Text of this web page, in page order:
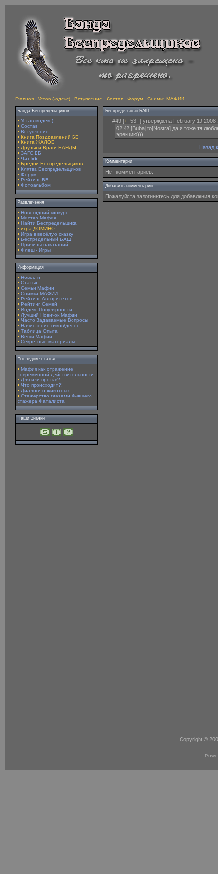
Главная · Устав (кодекс) · Вступление · Состав · Форум · Снимки МАФИИ
Банда Беспредельщиков
Устав (кодекс)
Состав
Вступление
Книга Поздравлений ББ
Книга ЖАЛОБ
Друзья и Враги БАНДЫ
ЗАГС ББ
Чат ББ
Бредни Беспредельщиков
Клятва Беспредельщиков
Форум
Рейтинг ББ
Фотоальбом
Развлечения
Новогодний конкурс
Мистер Мафия
Найти Беспредельщика
игра ДОМИНО
Игра в весёлую сказку
Беспредельный БАШ
Причины наказаний
Флеш - Игры
Информация
Новости
Статьи
Семьи Мафии
Снимки МАФИИ
Рейтинг Авторитетов
Рейтинг Семей
Индекс Популярности
Лучший Новичок Мафии
Часто Задаваемые Вопросы
Начисление очков/денег
Таблица Опыта
Вещи Мафии
Секретные материалы
Последние статьи
Мафия как отражение
современной действительности
Для или против?
Что происходит?!
Диалоги о животных.
Стажерство глазами бывшего
стажера Фаталиста
Наши Значки
Беспредельный БАШ
#49 [+ -53 -] утверждена February 19 2008
02:42 [Buba] to[Nostra] да я тоже тя
эрекцию)))
Назад
Комментарии
Нет комментариев.
Добавить комментарий
Пожалуйста залогиньтесь для добавления
Copyright ©